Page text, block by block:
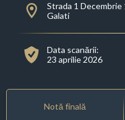
Strada 1 Decembrie
Galati
Data scanării:
23 aprilie 2026
Notă finală